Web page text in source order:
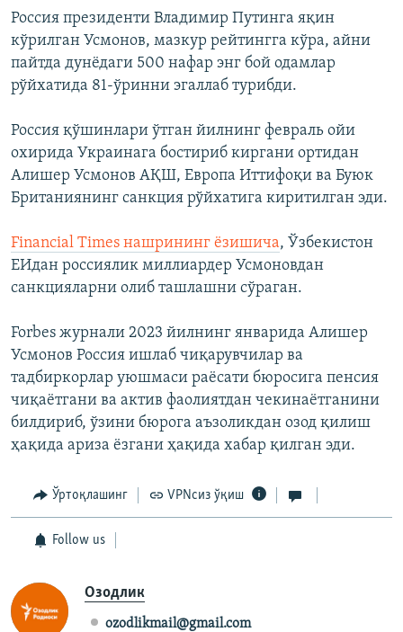
Россия президенти Владимир Путинга яқин
кўрилган Усмонов, мазкур рейтингга кўра, айни
пайтда дунёдаги 500 нафар энг бой одамлар
рўйхатида 81-ўринни эгаллаб турибди.
Россия қўшинлари ўтган йилнинг февраль ойи
охирида Украинага бостириб киргани ортидан
Алишер Усмонов АҚШ, Европа Иттифоқи ва Буюк
Британиянинг санкция рўйхатига киритилган эди.
Financial Times нашрининг ёзишича, Ўзбекистон
ЕИдан россиялик миллиардер Усмоновдан
санкцияларни олиб ташлашни сўраган.
Forbes журнали 2023 йилнинг январида Алишер
Усмонов Россия ишлаб чиқарувчилар ва
тадбиркорлар уюшмаси раёсати бюросига пенсия
чиқаётгани ва актив фаолиятдан чекинаётганини
билдириб, ўзини бюрога аъзоликдан озод қилиш
ҳақида ариза ёзгани ҳақида хабар қилган эди.
Ўртоқлашинг VPNсиз ўқиш
Follow us
Озодлик
ozodlikmail@gmail.com